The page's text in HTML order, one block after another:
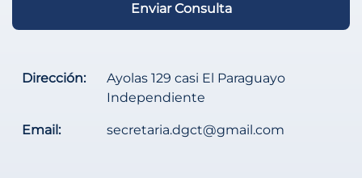
Enviar Consulta
Dirección:
Ayolas 129 casi El Paraguayo
Independiente
Email: secretaria.dgct@gmail.com